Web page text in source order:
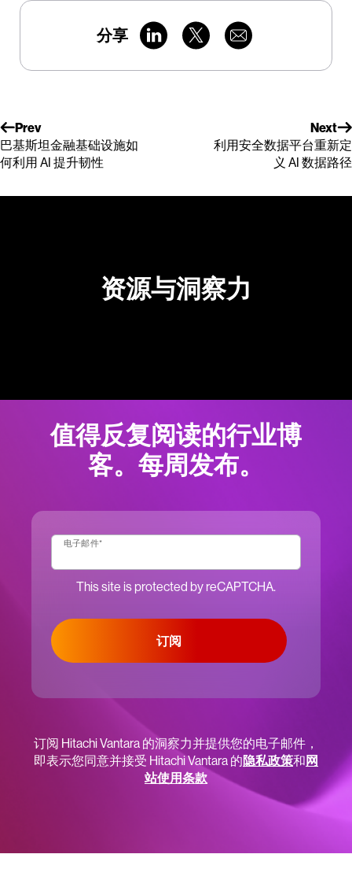
分享
Prev
巴基斯坦金融基础设施如
何利用 AI 提升韧性
Next
利用安全数据平台重新定
义 AI 数据路径
资源与洞察力
值得反复阅读的行业博
客。每周发布。
电子邮件*
This site is protected by reCAPTCHA.
订阅
订阅 Hitachi Vantara 的洞察力并提供您的电子邮件，
即表示您同意并接受 Hitachi Vantara 的隐私政策和 网
站使用条款